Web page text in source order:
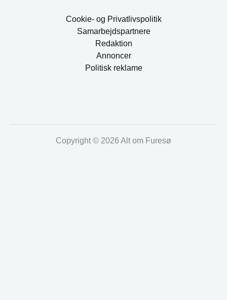
Cookie- og Privatlivspolitik
Samarbejdspartnere
Redaktion
Annoncer
Politisk reklame
Copyright © 2026 Alt om Furesø